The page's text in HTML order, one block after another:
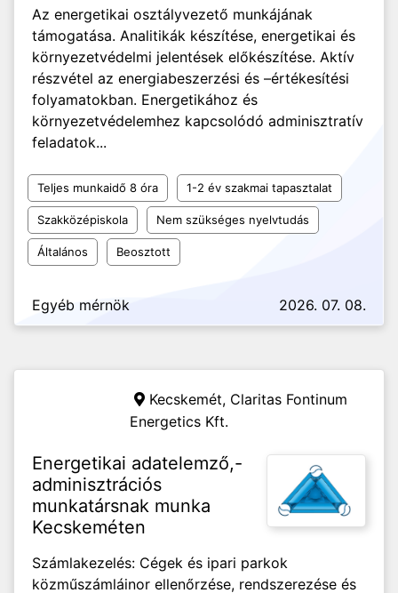
Az energetikai osztályvezető munkájának
támogatása. Analitikák készítése, energetikai és
környezetvédelmi jelentések előkészítése. Aktív
részvétel az energiabeszerzési és –értékesítési
folyamatokban. Energetikához és
környezetvédelemhez kapcsolódó adminisztratív
feladatok...
Teljes munkaidő 8 óra 1-2 év szakmai tapasztalat
Szakközépiskola Nem szükséges nyelvtudás
Általános Beosztott
Egyéb mérnök 2026. 07. 08.
Kecskemét, Claritas Fontinum
Energetics Kft.
Energetikai adatelemző,-
adminisztrációs
munkatársnak munka
Kecskeméten
Számlakezelés: Cégek és ipari parkok
közműszámláinor ellenőrzése, rendszerezése és